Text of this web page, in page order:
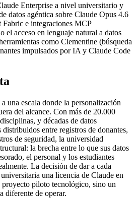
Enterprise a nivel universitario y
datos agéntica sobre Claude Opus 4.6
Fabric e integraciones MCP
el acceso en lenguaje natural a datos
como Clementine (búsqueda
impulsados por IA y Claude Code
una escala donde la personalización
del alcance. Con más de 20.000
y décadas de datos
entre registros de donantes,
de seguridad, la universidad
la brecha entre lo que sus datos
el personal y los estudiantes
La decisión de dar a cada
una licencia de Claude en
piloto tecnológico, sino un
diferente de operar.